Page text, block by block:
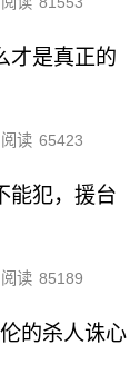
才是真正的
阅读 65423
能犯，援台
阅读 85189
的杀人诛心